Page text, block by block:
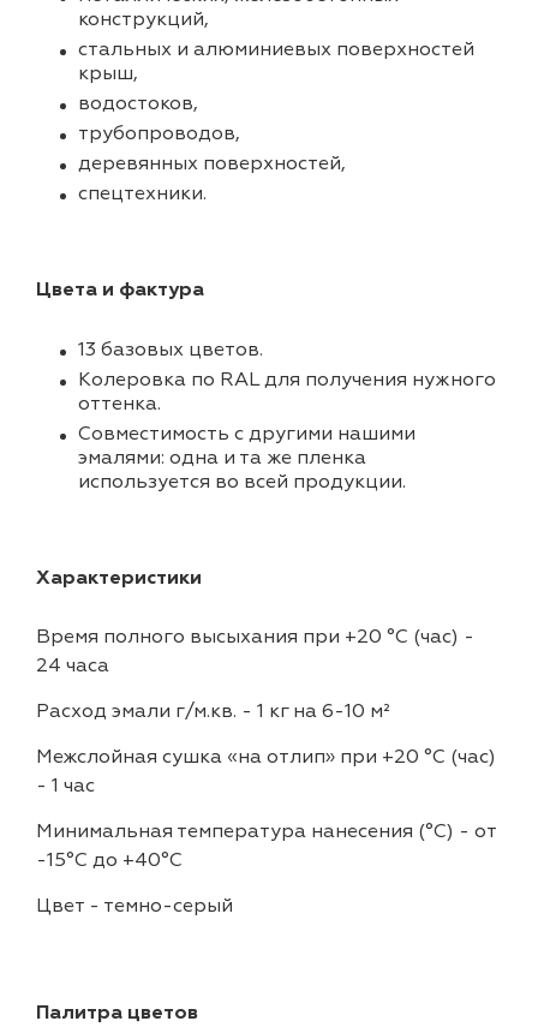
конструкций,
стальных и алюминиевых поверхностей
крыш,
водостоков,
трубопроводов,
деревянных поверхностей,
спецтехники.
Цвета и фактура
13 базовых цветов.
Колеровка по RAL для получения нужного
оттенка.
Совместимость с другими нашими
эмалями: одна и та же пленка
используется во всей продукции.
Характеристики
Время полного высыхания при +20 °С (час) -
24 часа
Расход эмали г/м.кв. - 1 кг на 6-10 м²
Межслойная сушка «на отлип» при +20 °С (час)
- 1 час
Минимальная температура нанесения (°С) - от
-15°C до +40°C
Цвет - темно-серый
Палитра цветов